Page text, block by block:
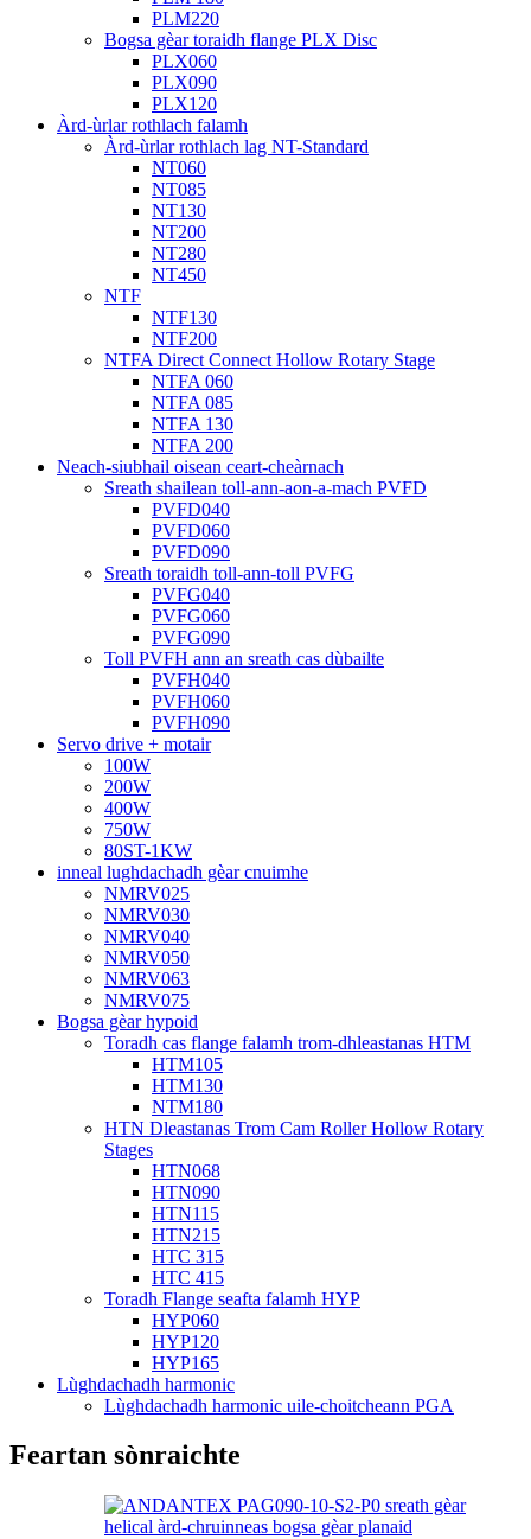
PLM220
Bogsa gèar toraidh flange PLX Disc
PLX060
PLX090
PLX120
Àrd-ùrlar rothlach falamh
Àrd-ùrlar rothlach lag NT-Standard
NT060
NT085
NT130
NT200
NT280
NT450
NTF
NTF130
NTF200
NTFA Direct Connect Hollow Rotary Stage
NTFA 060
NTFA 085
NTFA 130
NTFA 200
Neach-siubhail oisean ceart-cheàrnach
Sreath shailean toll-ann-aon-a-mach PVFD
PVFD040
PVFD060
PVFD090
Sreath toraidh toll-ann-toll PVFG
PVFG040
PVFG060
PVFG090
Toll PVFH ann an sreath cas dùbailte
PVFH040
PVFH060
PVFH090
Servo drive + motair
100W
200W
400W
750W
80ST-1KW
inneal lughdachadh gèar cnuimhe
NMRV025
NMRV030
NMRV040
NMRV050
NMRV063
NMRV075
Bogsa gèar hypoid
Toradh cas flange falamh trom-dhleastanas HTM
HTM105
HTM130
NTM180
HTN Dleastanas Trom Cam Roller Hollow Rotary
Stages
HTN068
HTN090
HTN115
HTN215
HTC 315
HTC 415
Toradh Flange seafta falamh HYP
HYP060
HYP120
HYP165
Lùghdachadh harmonic
Lùghdachadh harmonic uile-choitcheann PGA
Feartan sònraichte